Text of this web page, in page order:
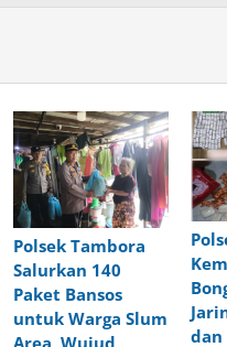
Polsek Tambora
Salurkan 140
Paket Bansos
untuk Warga Slum
Area, Wujud
dan